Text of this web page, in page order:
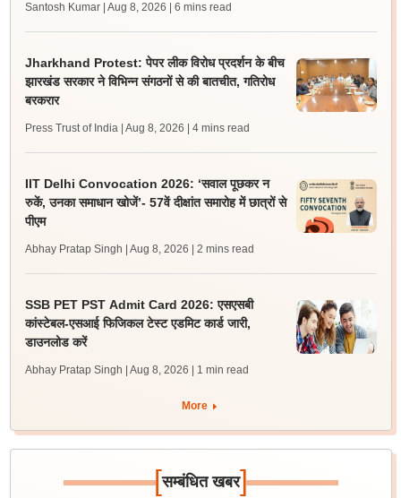
Santosh Kumar | Aug 8, 2026 | 6 mins read
Jharkhand Protest: पेपर लीक विरोध प्रदर्शन के बीच
झारखंड सरकार ने विभिन्न संगठनों से की बातचीत, गतिरोध
बरकरार
Press Trust of India | Aug 8, 2026 | 4 mins read
IIT Delhi Convocation 2026: ‘सवाल पूछकर न
रुकें, उनका समाधान खोजें’- 57वें दीक्षांत समारोह में छात्रों से
पीएम
Abhay Pratap Singh | Aug 8, 2026 | 2 mins read
SSB PET PST Admit Card 2026: एसएसबी
कांस्टेबल-एसआई फिजिकल टेस्ट एडमिट कार्ड जारी,
डाउनलोड करें
Abhay Pratap Singh | Aug 8, 2026 | 1 min read
More
[सम्बंधित खबर]